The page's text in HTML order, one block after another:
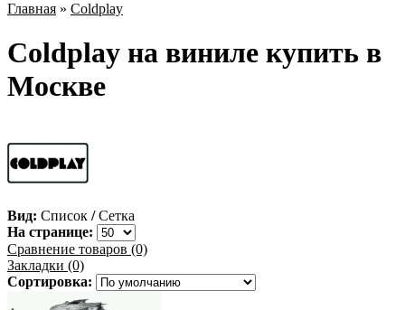
Главная » Coldplay
Coldplay на виниле купить в
Москве
Вид: Список / Сетка
На странице:
Сравнение товаров (0)
Закладки (0)
Сортировка: